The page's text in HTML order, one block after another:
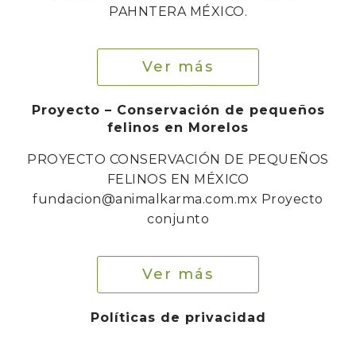
PAHNTERA MÉXICO.
Ver más
Proyecto – Conservación de pequeños
felinos en Morelos
PROYECTO CONSERVACIÓN DE PEQUEÑOS
FELINOS EN MÉXICO
fundacion@animalkarma.com.mx Proyecto
conjunto
Ver más
Políticas de privacidad